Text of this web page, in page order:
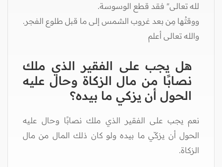
لله تعالى" فقد قطع الوسوسة.
ووقتُها مِن بعد غروب الشمس إلى ما قبل طلوع الفجر.
والله تعالى أعلم
هل يجب على الفقير الذي ملك
نصابًا من مال الزكاة وحال عليه
الحول أن يزكي ما بيده؟
نعم يجب على الفقير الذي ملك نصابًا وحال عليه
الحول أن يزكّي ما بيده ولو كان ذلك المال من مال
الزكاة.